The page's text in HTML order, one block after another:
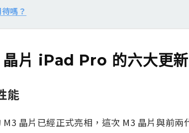
嗎？
片 iPad Pro 的六大更
能
晶片已經正式亮相，這次 M3 晶片與前兩